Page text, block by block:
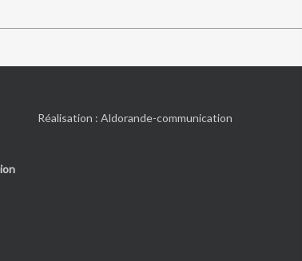
Réalisation :Aldorande-communication